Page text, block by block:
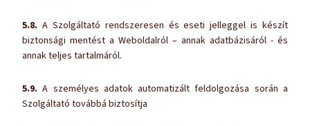
5.8. A Szolgáltató rendszeresen és eseti jelleggel is készít
biztonsági mentést a Weboldalról – annak adatbázisáról - és
annak teljes tartalmáról.
5.9. A személyes adatok automatizált feldolgozása során a
Szolgáltató továbbá biztosítja